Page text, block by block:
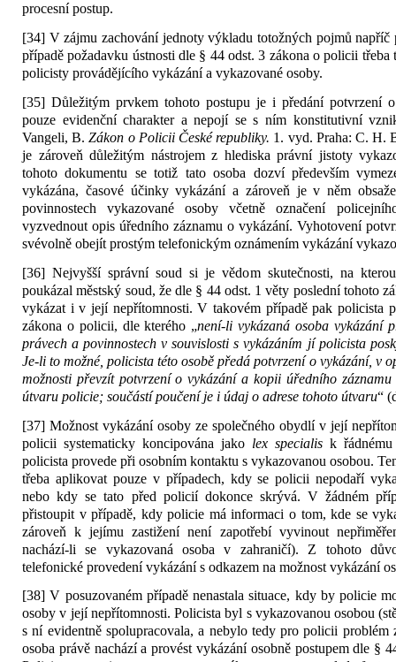
procesní postup.
[34] V zájmu zachování jednoty výkladu totožných pojmů napříč
případě požadavku ústnosti dle § 44 odst. 3 zákona o policii třeba
policisty provádějícího vykázání a vykazované osoby.
[35] Důležitým prvkem tohoto postupu je i předání potvrzení
pouze evidenční charakter a nepojí se s ním konstitutivní
Vangeli, B.Zákon o Policii České republiky. 1. vyd. Praha: C. H.
je zároveň důležitým nástrojem z hlediska právní jistoty
tohoto dokumentu se totiž tato osoba dozví především
vykázána, časové účinky vykázání a zároveň je v něm
povinnostech vykazované osoby včetně označení
vyzvednout opis úředního záznamu o vykázání. Vyhotovení
svévolně obejít prostým telefonickým oznámením vykázání
[36] Nejvyšší správní soud si je vědom skutečnosti, na
poukázal městský soud, že dle § 44 odst. 1 věty poslední tohoto
vykázat i v její nepřítomnosti. V takovém případě pak policista
zákona o policii, dle kterého „není-li vykázaná osoba vykázání
právech a povinnostech v souvislosti s vykázáním jí policista
Je-li to možné, policista této osobě předá potvrzení o vykázání, v
možnosti převzít potvrzení o vykázání a kopii úředního
útvaru policie; součástí poučení je i údaj o adrese tohoto útvaru“
[37] Možnost vykázání osoby ze společného obydlí v její
policii systematicky koncipována jako lex specialis k
policista provede při osobním kontaktu s vykazovanou osobou.
třeba aplikovat pouze v případech, kdy se policii nepodaří
nebo kdy se tato před policií dokonce skrývá. V žádném
přistoupit v případě, kdy policie má informaci o tom, kde se
zároveň k jejímu zastižení není zapotřebí vyvinout
nachází-li se vykazovaná osoba v zahraničí). Z tohoto
telefonické provedení vykázání s odkazem na možnost vykázání
[38] V posuzovaném případě nenastala situace, kdy by policie
osoby v její nepřítomnosti. Policista byl s vykazovanou osobou
s ní evidentně spolupracovala, a nebylo tedy pro policii problém
osoba právě nachází a provést vykázání osobně postupem dle §